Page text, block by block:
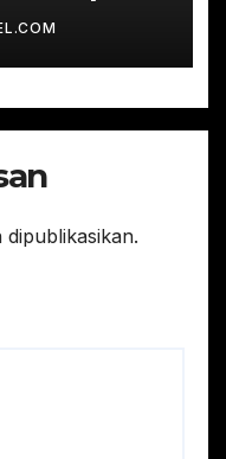
dipublikasikan.